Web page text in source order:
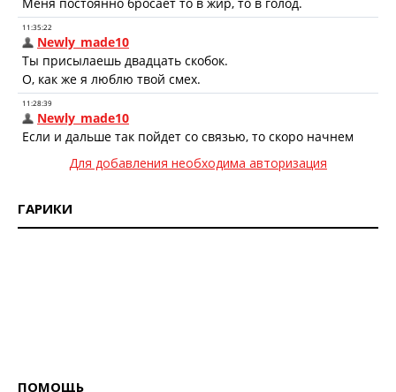
Для добавления необходима авторизация
ГАРИКИ
ПОМОЩЬ